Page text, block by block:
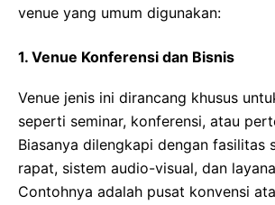
venue yang umum digunakan:
1. Venue Konferensi dan Bisnis
Venue jenis ini dirancang khusus
seperti seminar, konferensi, atau
Biasanya dilengkapi dengan fasilitas
rapat, sistem audio-visual, dan
Contohnya adalah pusat konvensi